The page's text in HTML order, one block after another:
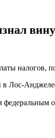
налогов,
Лос-
федеральным